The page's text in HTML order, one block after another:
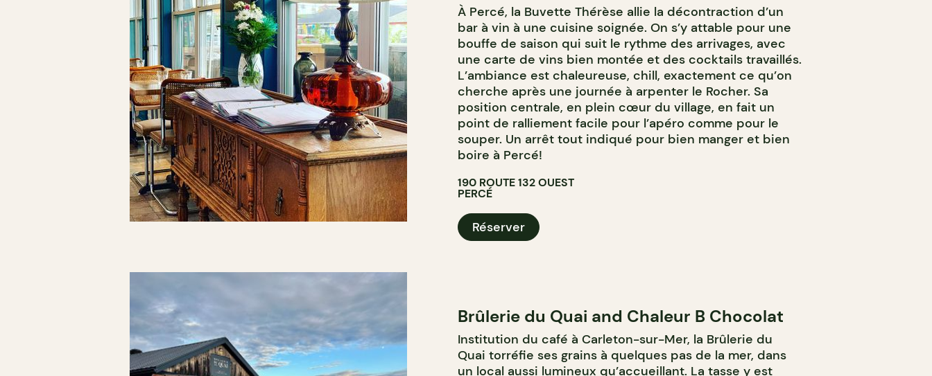
À Percé, la Buvette Thérèse allie la décontraction d’un
bar à vin à une cuisine soignée. On s’y attable pour une
bouffe de saison qui suit le rythme des arrivages, avec
une carte de vins bien montée et des cocktails travaillés.
L’ambiance est chaleureuse, chill, exactement ce qu’on
cherche après une journée à arpenter le Rocher. Sa
position centrale, en plein cœur du village, en fait un
point de ralliement facile pour l’apéro comme pour le
souper. Un arrêt tout indiqué pour bien manger et bien
boire à Percé!
190 ROUTE 132 OUEST
PERCÉ
Réserver
Brûlerie du Quai and Chaleur B Chocolat
Institution du café à Carleton-sur-Mer, la Brûlerie du
Quai torréfie ses grains à quelques pas de la mer, dans
un local aussi lumineux qu’accueillant. La tasse y est